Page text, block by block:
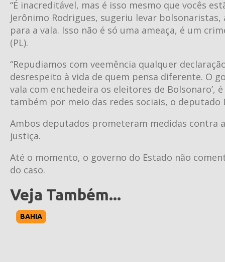
“É inacreditável, mas é isso mesmo que vocês
Jerônimo Rodrigues, sugeriu levar
para a vala. Isso não é só uma ameaça, é um
(PL).
“Repudiamos com veemência qualquer
desrespeito à vida de quem pensa diferente. O
vala com enchedeira os eleitores de Bolsonaro’,
também por meio das redes sociais, o deputado
Ambos deputados prometeram medidas contra
justiça.
Até o momento, o governo do Estado não
do caso.
Veja Também...
BAHIA